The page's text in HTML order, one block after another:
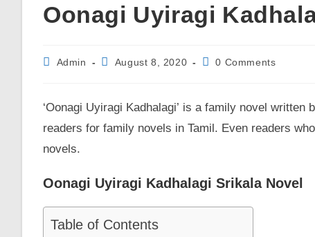
Oonagi Uyiragi
PostAdmin
PostAugust 8, 2020
Post0 Comments
‘Oonagi Uyiragi Kadhalagi’ is a family novel written
readers for family novels in Tamil. Even readers
novels.
Oonagi Uyiragi Kadhalagi Srikala Novel
Table of Contents